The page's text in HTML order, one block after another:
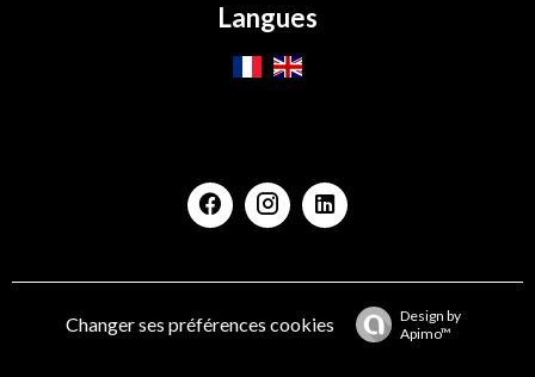
Langues
Changer ses préférences cookies
Design by
Apimo™